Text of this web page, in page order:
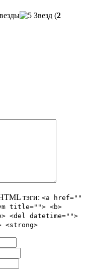
(2
тэги: <a href=""
title=""> <b>
<del datetime="">
<strong>